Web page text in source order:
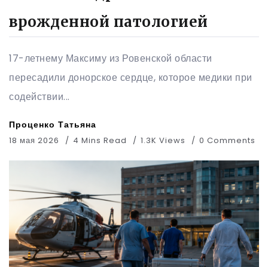
врожденной патологией
17-летнему Максиму из Ровенской области
пересадили донорское сердце, которое медики при
содействии...
Проценко Татьяна
18 мая 2026 4 Mins Read 1.3K Views 0 Comments